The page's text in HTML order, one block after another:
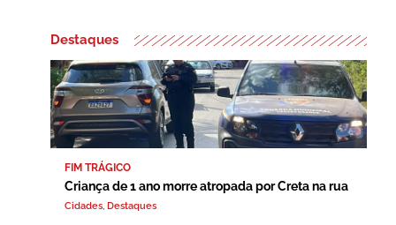
Destaques
FIM TRÁGICO
Criança de 1 ano morre atropada por Creta na rua
Cidades, Destaques